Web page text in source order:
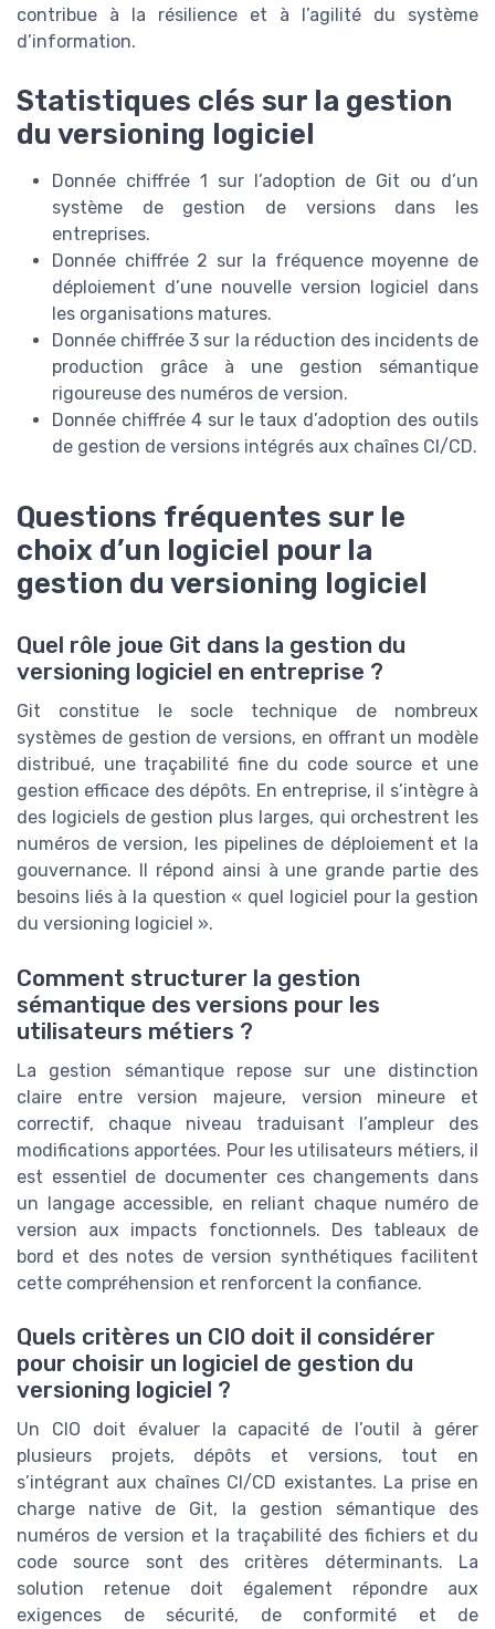
contribue à la résilience et à l’agilité du système
d’information.
Statistiques clés sur la gestion
du versioning logiciel
Donnée chiffrée 1 sur l’adoption de Git ou d’un
système de gestion de versions dans les
entreprises.
Donnée chiffrée 2 sur la fréquence moyenne de
déploiement d’une nouvelle version logiciel dans
les organisations matures.
Donnée chiffrée 3 sur la réduction des incidents de
production grâce à une gestion sémantique
rigoureuse des numéros de version.
Donnée chiffrée 4 sur le taux d’adoption des outils
de gestion de versions intégrés aux chaînes CI/CD.
Questions fréquentes sur le
choix d’un logiciel pour la
gestion du versioning logiciel
Quel rôle joue Git dans la gestion du
versioning logiciel en entreprise ?
Git constitue le socle technique de nombreux
systèmes de gestion de versions, en offrant un modèle
distribué, une traçabilité fine du code source et une
gestion efficace des dépôts. En entreprise, il s’intègre à
des logiciels de gestion plus larges, qui orchestrent les
numéros de version, les pipelines de déploiement et la
gouvernance. Il répond ainsi à une grande partie des
besoins liés à la question « quel logiciel pour la gestion
du versioning logiciel ».
Comment structurer la gestion
sémantique des versions pour les
utilisateurs métiers ?
La gestion sémantique repose sur une distinction
claire entre version majeure, version mineure et
correctif, chaque niveau traduisant l’ampleur des
modifications apportées. Pour les utilisateurs métiers, il
est essentiel de documenter ces changements dans
un langage accessible, en reliant chaque numéro de
version aux impacts fonctionnels. Des tableaux de
bord et des notes de version synthétiques facilitent
cette compréhension et renforcent la confiance.
Quels critères un CIO doit il considérer
pour choisir un logiciel de gestion du
versioning logiciel ?
Un CIO doit évaluer la capacité de l’outil à gérer
plusieurs projets, dépôts et versions, tout en
s’intégrant aux chaînes CI/CD existantes. La prise en
charge native de Git, la gestion sémantique des
numéros de version et la traçabilité des fichiers et du
code source sont des critères déterminants. La
solution retenue doit également répondre aux
exigences de sécurité, de conformité et de